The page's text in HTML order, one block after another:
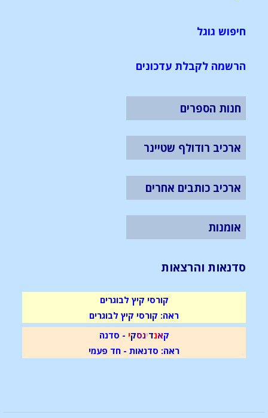
חיפוש גוגל
הרשמה לקבלת עדכונים
חנות הספרים
ארכיב רודולף שטיינר
ארכיב כותבים אחרים
אומנות
סדנאות והרצאות
קורסי קיץ לבוגרים
ראה: קורסי קיץ לבוגרים
קאנדינסקי - סדנה
ראה: סדנאות - חד פעמי